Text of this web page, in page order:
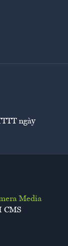
ngày
Media
CMS